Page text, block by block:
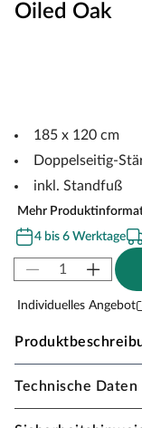
Oiled Oak
185 x 120 cm
Doppelseitig-
inkl. Standfuß
Mehr
4 bis 6 Werktage
Individuelles Angebot
Timeless Living
Technische Daten